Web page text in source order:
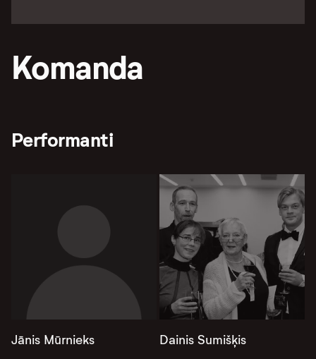
Komanda
Performanti
Jānis Mūrnieks Dainis Sumišķis